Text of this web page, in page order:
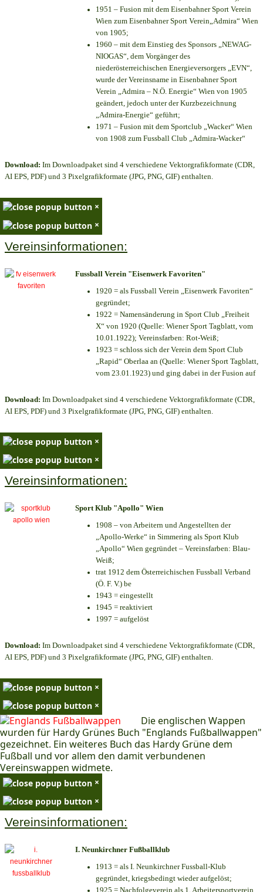
1951 – Fusion mit dem Eisenbahner Sport Verein
Wien zum Eisenbahner Sport Verein„Admira“ Wien
von 1905;
1960 – mit dem Einstieg des Sponsors „NEWAG-
NIOGAS“, dem Vorgänger des
niederösterreichischen Energieversorgers „EVN“,
wurde der Vereinsname in Eisenbahner Sport
Verein „Admira – N.Ö. Energie“ Wien von 1905
geändert, jedoch unter der Kurzbezeichnung
„Admira-Energie“ geführt;
1971 – Fusion mit dem Sportclub „Wacker“ Wien
von 1908 zum Fussball Club „Admira-Wacker“
Download: Im Downloadpaket sind 4 verschiedene Vektorgrafikformate (CDR,
AI EPS, PDF) und 3 Pixelgrafikformate (JPG, PNG, GIF) enthalten.
×
×
Vereinsinformationen:
Fussball Verein "Eisenwerk Favoriten"
1920 = als Fussball Verein „Eisenwerk Favoriten“
gegründet;
1922 = Namensänderung in Sport Club „Freiheit
X“ von 1920 (Quelle: Wiener Sport Tagblatt, vom
10.01.1922); Vereinsfarben: Rot-Weiß;
1923 = schloss sich der Verein dem Sport Club
„Rapid“ Oberlaa an (Quelle: Wiener Sport Tagblatt,
vom 23.01.1923) und ging dabei in der Fusion auf
Download: Im Downloadpaket sind 4 verschiedene Vektorgrafikformate (CDR,
AI EPS, PDF) und 3 Pixelgrafikformate (JPG, PNG, GIF) enthalten.
×
×
Vereinsinformationen:
Sport Klub "Apollo" Wien
1908 – von Arbeitern und Angestellten der
„Apollo-Werke“ in Simmering als Sport Klub
„Apollo“ Wien gegründet – Vereinsfarben: Blau-
Weiß;
trat 1912 dem Österreichischen Fussball Verband
(Ö. F. V.) be
1943 = eingestellt
1945 = reaktiviert
1997 = aufgelöst
Download: Im Downloadpaket sind 4 verschiedene Vektorgrafikformate (CDR,
AI EPS, PDF) und 3 Pixelgrafikformate (JPG, PNG, GIF) enthalten.
×
×
Die englischen Wappen
wurden für Hardy Grünes Buch "Englands Fußballwappen"
gezeichnet. Ein weiteres Buch das Hardy Grüne dem
Fußball und vor allem den damit verbundenen
Vereinswappen widmete.
×
×
Vereinsinformationen:
I. Neunkirchner Fußballklub
1913 = als I. Neunkirchner Fussball-Klub
gegründet, kriegsbedingt wieder aufgelöst;
1925 = Nachfolgeverein als 1. Arbeitersportverein